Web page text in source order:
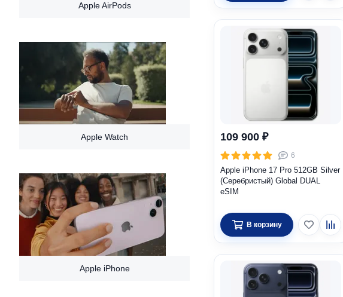
Apple AirPods
Apple Watch
Apple iPhone
109 900 ₽
6
Apple iPhone 17 Pro 512GB Silver
(Серебристый) Global DUAL
eSIM
В корзину